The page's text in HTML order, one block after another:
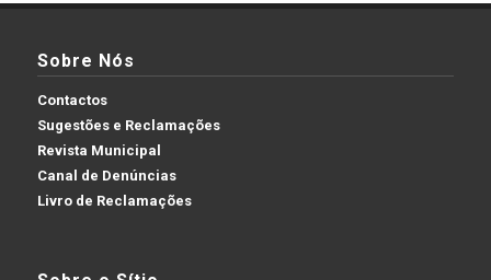
Sobre Nós
Contactos
Sugestões e Reclamações
Revista Municipal
Canal de Denúncias
Livro de Reclamações